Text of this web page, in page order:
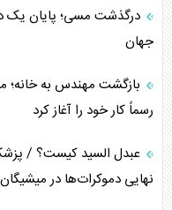
جهان
بازگشت مهندس به خانه؛
رسماً کار خود را آغاز کرد
عبدل السید کیست؟ / پزشک
نهایی دموکرات‌ها در میشیگان